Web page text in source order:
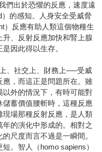
們出於恐懼的反應，速度遠
的感知。人身安全受威脅
）反應有助人類這個物種生
、反射反應加快和腎上腺
因此得以生存。
、社交上、財務上──受威
，而這正是問題所在。雖
外的情況下，有時可能對
蓄價值腰斬時，這種反應
場那種反射反應，是人類
的演化中形成的。相對之
尺度而言不過是一瞬間。
。智人（homo sapiens）